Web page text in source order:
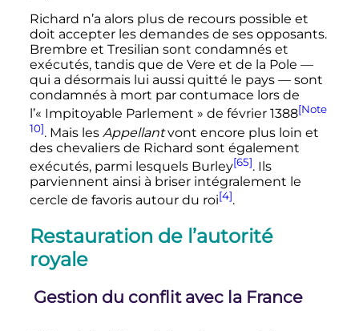
Richard n’a alors plus de recours possible et
doit accepter les demandes de ses opposants.
Brembre et Tresilian sont condamnés et
exécutés, tandis que de Vere et de la Pole —
qui a désormais lui aussi quitté le pays — sont
condamnés à mort par contumace lors de
l’« Impitoyable Parlement » de février 1388[Note
10]. Mais les Appellantvont encore plus loin et
des chevaliers de Richard sont également
exécutés, parmi lesquels Burley[65]. Ils
parviennent ainsi à briser intégralement le
cercle de favoris autour du roi[4].
Restauration de l’autorité
royale
Gestion du conflit avec la France